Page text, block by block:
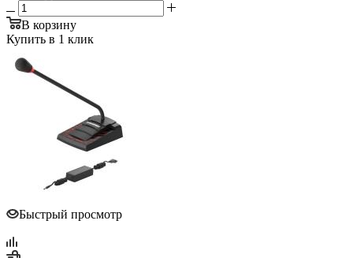
В корзину
Купить в 1 клик
Быстрый просмотр